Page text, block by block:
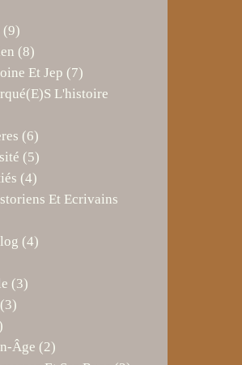
(9)
(8)
Et Jep (7)
L'histoire
(6)
(5)
(4)
Et Ecrivains
(4)
(3)
(3)
Âge (2)